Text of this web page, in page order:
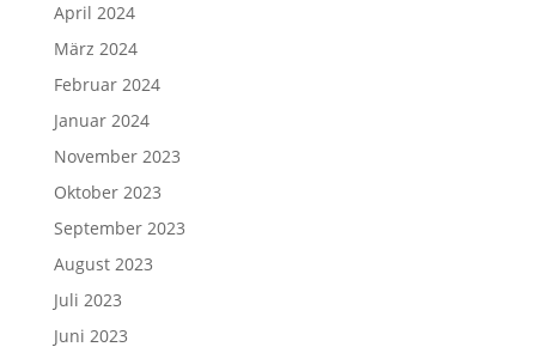
April 2024
März 2024
Februar 2024
Januar 2024
November 2023
Oktober 2023
September 2023
August 2023
Juli 2023
Juni 2023